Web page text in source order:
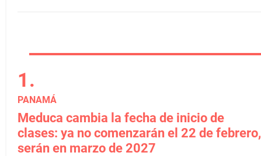
PANAMÁ
Meduca cambia la fecha de inicio de
clases: ya no comenzarán el 22 de febrero,
serán en marzo de 2027